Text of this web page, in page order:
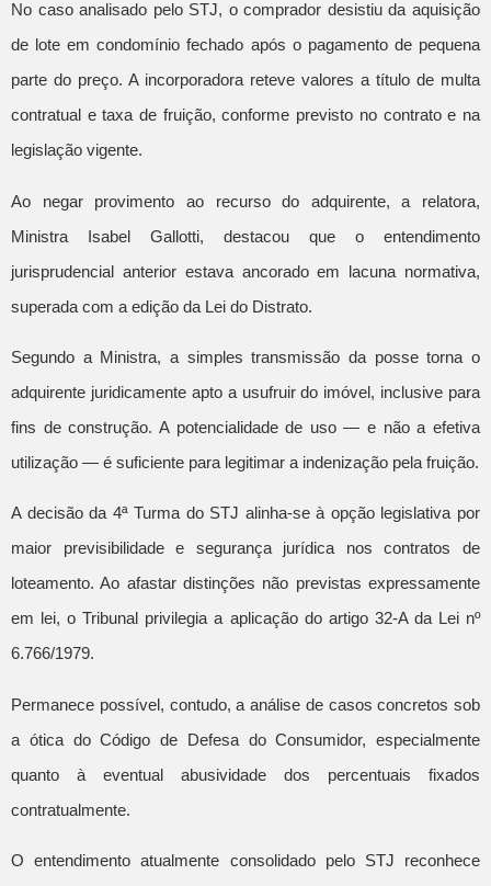
No caso analisado pelo STJ, o comprador desistiu da aquisição
de lote em condomínio fechado após o pagamento de pequena
parte do preço. A incorporadora reteve valores a título de multa
contratual e taxa de fruição, conforme previsto no contrato e na
legislação vigente.
Ao negar provimento ao recurso do adquirente, a relatora,
Ministra Isabel Gallotti, destacou que o entendimento
jurisprudencial anterior estava ancorado em lacuna normativa,
superada com a edição da Lei do Distrato.
Segundo a Ministra, a simples transmissão da posse torna o
adquirente juridicamente apto a usufruir do imóvel, inclusive para
fins de construção. A potencialidade de uso — e não a efetiva
utilização — é suficiente para legitimar a indenização pela fruição.
A decisão da 4ª Turma do STJ alinha-se à opção legislativa por
maior previsibilidade e segurança jurídica nos contratos de
loteamento. Ao afastar distinções não previstas expressamente
em lei, o Tribunal privilegia a aplicação do artigo 32-A da Lei nº
6.766/1979.
Permanece possível, contudo, a análise de casos concretos sob
a ótica do Código de Defesa do Consumidor, especialmente
quanto à eventual abusividade dos percentuais fixados
contratualmente.
O entendimento atualmente consolidado pelo STJ reconhece